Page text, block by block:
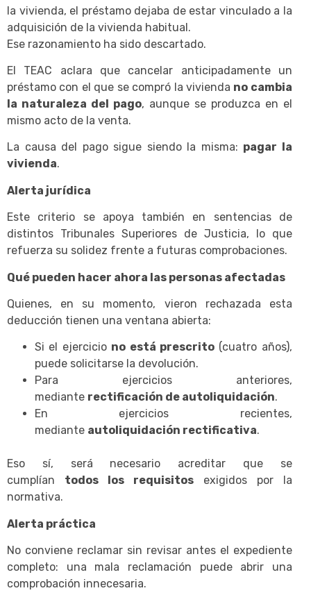
la vivienda, el préstamo dejaba de estar vinculado a la
adquisición de la vivienda habitual.
Ese razonamiento ha sido descartado.
El TEAC aclara que cancelar anticipadamente un
préstamo con el que se compró la vivienda no cambia
la naturaleza del pago, aunque se produzca en el
mismo acto de la venta.
La causa del pago sigue siendo la misma: pagar la
vivienda.
Alerta jurídica
Este criterio se apoya también en sentencias de
distintos Tribunales Superiores de Justicia, lo que
refuerza su solidez frente a futuras comprobaciones.
Qué pueden hacer ahora las personas afectadas
Quienes, en su momento, vieron rechazada esta
deducción tienen una ventana abierta:
Si el ejercicio no está prescrito (cuatro años),
puede solicitarse la devolución.
Para ejercicios anteriores,
mediante rectificación de autoliquidación.
En ejercicios recientes,
mediante autoliquidación rectificativa.
Eso sí, será necesario acreditar que se
cumplían todos los requisitosexigidos por la
normativa.
Alerta práctica
No conviene reclamar sin revisar antes el expediente
completo: una mala reclamación puede abrir una
comprobación innecesaria.